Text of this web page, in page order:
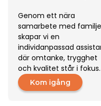
Genom ett nära
samarbete med
skapar vi en
individanpassad
där omtanke, trygghet
och kvalitet står i fokus.
Kom igång